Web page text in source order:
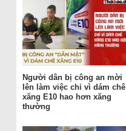
Người dân bị công an mời
lên làm việc chỉ vì dám chê
xăng E10 hao hơn xăng
thường